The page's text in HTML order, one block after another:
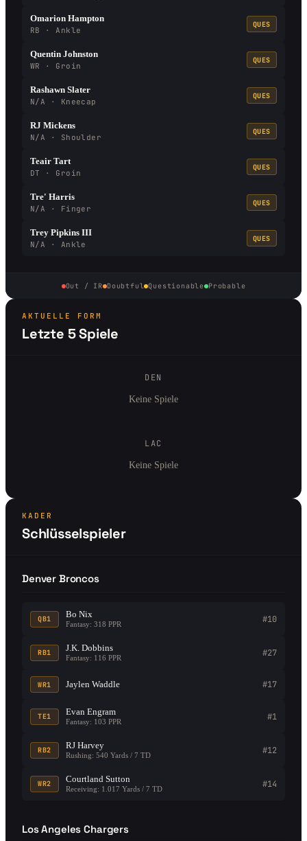
Omarion Hampton
RB · Ankle
QUES
Quentin Johnston
WR · Groin
QUES
Rashawn Slater
N/A · Kneecap
QUES
RJ Mickens
N/A · Shoulder
QUES
Teair Tart
DT · Groin
QUES
Tre' Harris
N/A · Finger
QUES
Trey Pipkins III
N/A · Ankle
QUES
Out / IR Doubtful Questionable Probable
AKTUELLE FORM
Letzte 5 Spiele
DEN
Keine Spiele
LAC
Keine Spiele
KADER
Schlüsselspieler
Denver Broncos
QB1 Bo Nix
Fantasy: 318 PPR #10
RB1 J.K. Dobbins
Fantasy: 116 PPR #27
WR1 Jaylen Waddle #17
TE1 Evan Engram
Fantasy: 103 PPR #1
RB2 RJ Harvey
Rushing: 540 Yards / 7 TD #12
WR2 Courtland Sutton
Receiving: 1.017 Yards / 7 TD #14
Los Angeles Chargers